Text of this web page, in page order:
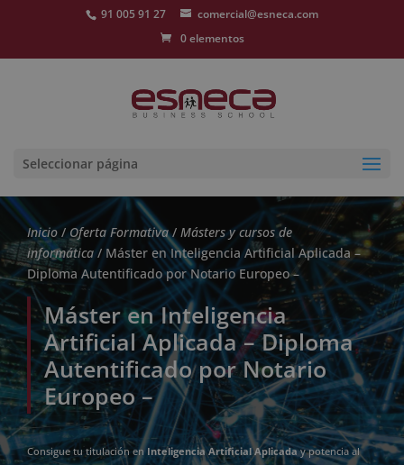
91 005 91 27
comercial@esneca.com
0 elementos
Seleccionar página
Inicio /Oferta Formativa/ Másters y cursos de
informática/ Máster en Inteligencia Artificial Aplicada –
Diploma Autentificado por Notario Europeo –
Máster en Inteligencia
Artificial Aplicada – Diploma
Autentificado por Notario
Europeo –
Consigue tu titulación en Inteligencia Artificial Aplicaday potencia al